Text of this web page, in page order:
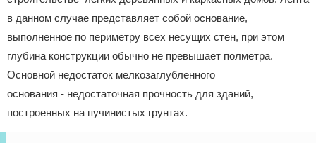
в данном случае представляет собой основание,
выполненное по периметру всех несущих стен, при этом
глубина конструкции обычно не превышает полметра.
Основной недостаток мелкозаглубленного
основания - недостаточная прочность для зданий,
построенных на пучинистых грунтах.